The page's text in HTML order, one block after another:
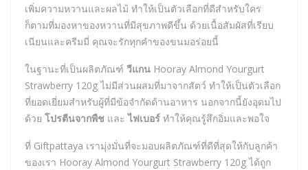
เพิ่มความหวานและผลไม้ ทำให้เป็นตัวเลือกที่ดีสำหรับใคร
ก็ตามที่มองหาของหวานที่มีสุขภาพดีขึ้น ด้วยเนื้อสัมผัสที่เรียบ
เนียนและครีมมี่ คุณจะรักทุกคำของขนมอร่อยนี้
ในฐานะที่เป็นผลิตภัณฑ์ วีแกน Hooray Almond Yourgurt
Strawberry 120g ไม่มีส่วนผสมที่มาจากสัตว์ ทำให้เป็นตัวเลือก
ที่ยอดเยี่ยมสำหรับผู้ที่มีข้อจำกัดด้านอาหาร นอกจากนี้ยังอุดมไป
ด้วย โปรตีนจากพืช และไฟเบอร์ ทำให้คุณรู้สึกอิ่มและพอใจ
ที่ Giftpattaya เรามุ่งมั่นที่จะมอบผลิตภัณฑ์ที่ดีที่สุดให้กับลูกค้า
ของเรา Hooray Almond Yourgurt Strawberry 120g ได้ถูก